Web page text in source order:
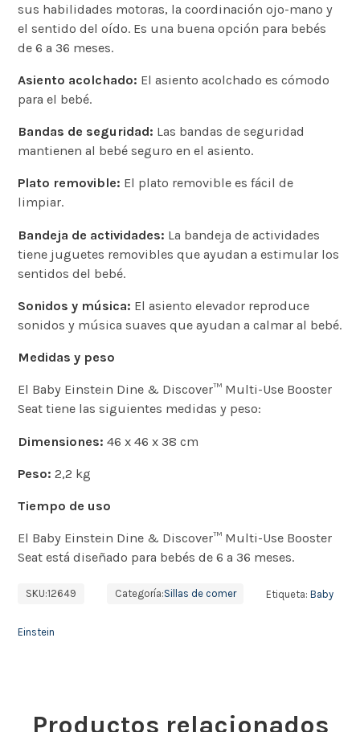
sus habilidades motoras, la coordinación ojo-mano y
el sentido del oído. Es una buena opción para bebés
de 6 a 36 meses.
Asiento acolchado: El asiento acolchado es cómodo
para el bebé.
Bandas de seguridad: Las bandas de seguridad
mantienen al bebé seguro en el asiento.
Plato removible: El plato removible es fácil de
limpiar.
Bandeja de actividades: La bandeja de actividades
tiene juguetes removibles que ayudan a estimular los
sentidos del bebé.
Sonidos y música: El asiento elevador reproduce
sonidos y música suaves que ayudan a calmar al bebé.
Medidas y peso
El Baby Einstein Dine & Discover™ Multi-Use Booster
Seat tiene las siguientes medidas y peso:
Dimensiones: 46 x 46 x 38 cm
Peso: 2,2 kg
Tiempo de uso
El Baby Einstein Dine & Discover™ Multi-Use Booster
Seat está diseñado para bebés de 6 a 36 meses.
SKU:12649 Categoría:Sillas de comer Etiqueta:Baby
Einstein
Productos relacionados